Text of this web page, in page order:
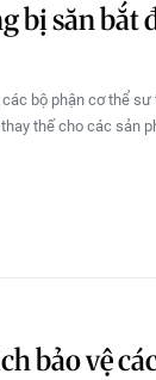
bị săn bắt
bộ phận cơ thể
thế cho các sản
bảo vệ